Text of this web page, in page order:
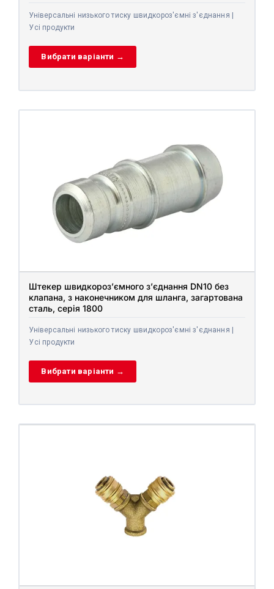
Універсальні низького тиску швидкороз'ємні з'єднання |
Усі продукти
Вибрати варіанти →
Штекер швидкороз’ємного з’єднання DN10 без
клапана, з наконечником для шланга, загартована
сталь, серія 1800
Універсальні низького тиску швидкороз'ємні з'єднання |
Усі продукти
Вибрати варіанти →